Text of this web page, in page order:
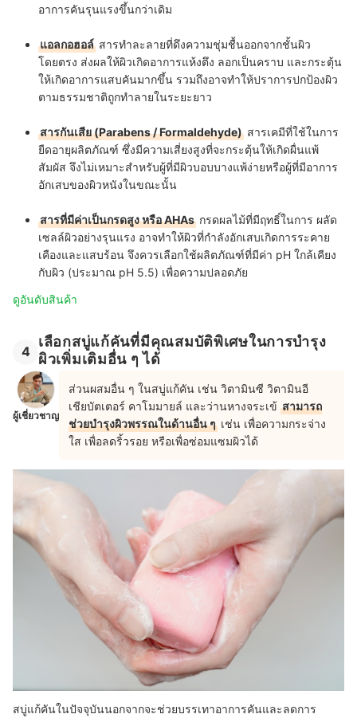
อาการคันรุนแรงขึ้นกว่าเดิม
แอลกอฮอล์ สารทำละลายที่ดึงความชุ่มชื้นออกจากชั้นผิว
โดยตรง ส่งผลให้ผิวเกิดอาการแห้งตึง ลอกเป็นคราบ และกระตุ้น
ให้เกิดอาการแสบคันมากขึ้น รวมถึงอาจทำให้ปราการปกป้องผิว
ตามธรรมชาติถูกทำลายในระยะยาว
สารกันเสีย (Parabens / Formaldehyde) สารเคมีที่ใช้ในการ
ยืดอายุผลิตภัณฑ์ ซึ่งมีความเสี่ยงสูงที่จะกระตุ้นให้เกิดผื่นแพ้
สัมผัส จึงไม่เหมาะสำหรับผู้ที่มีผิวบอบบางแพ้ง่ายหรือผู้ที่มีอาการ
อักเสบของผิวหนังในขณะนั้น
สารที่มีค่าเป็นกรดสูง หรือ AHAs กรดผลไม้ที่มีฤทธิ์ในการ ผลัด
เซลล์ผิวอย่างรุนแรง อาจทำให้ผิวที่กำลังอักเสบเกิดการระคาย
เคืองและแสบร้อน จึงควรเลือกใช้ผลิตภัณฑ์ที่มีค่า pH ใกล้เคียง
กับผิว (ประมาณ pH 5.5) เพื่อความปลอดภัย
ดูอันดับสินค้า
4
เลือกสบู่แก้คันที่มีคุณสมบัติพิเศษในการบำรุง
ผิวเพิ่มเติมอื่น ๆ ได้
ผู้เชี่ยวชาญ
ส่วนผสมอื่น ๆ ในสบู่แก้คัน เช่น วิตามินซี วิตามินอี
เชียบัตเตอร์ คาโมมายล์ และว่านหางจระเข้ สามารถ
ช่วยบำรุงผิวพรรณในด้านอื่น ๆ เช่น เพื่อความกระจ่าง
ใส เพื่อลดริ้วรอย หรือเพื่อซ่อมแซมผิวได้
สบู่แก้คันในปัจจุบันนอกจากจะช่วยบรรเทาอาการคันและลดการ